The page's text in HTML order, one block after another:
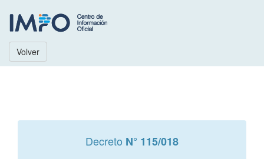
Volver
Decreto N° 115/018